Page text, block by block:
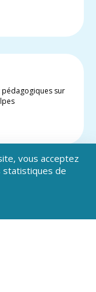
sur
patrimoine des
vous acceptez
statistiques de